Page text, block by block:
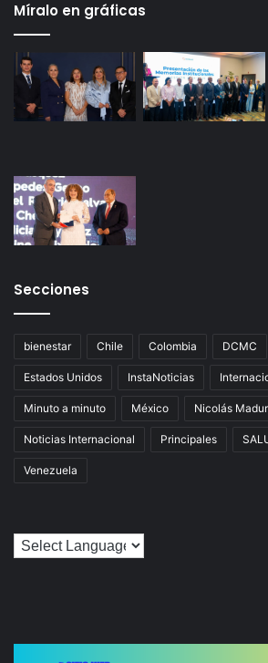
Míralo en gráficas
Secciones
bienestar Chile Colombia DCMC
Estados Unidos InstaNoticias
Minuto a minuto México Nicolás
Noticias Internacional Principales
Venezuela